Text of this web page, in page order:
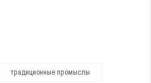
традиционные промыслы